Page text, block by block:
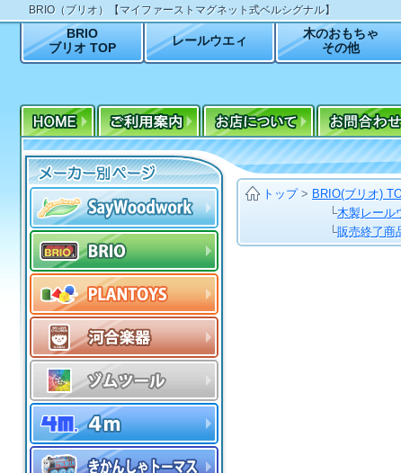
BRIO（ブリオ）【マイファーストマグネット式ベルシグナル】
BRIO
ブリオ TOP
レールウエィ
木のおもちゃ
その他
トップ> BRIO(ブリオ)
└木製レール
└販売終了商